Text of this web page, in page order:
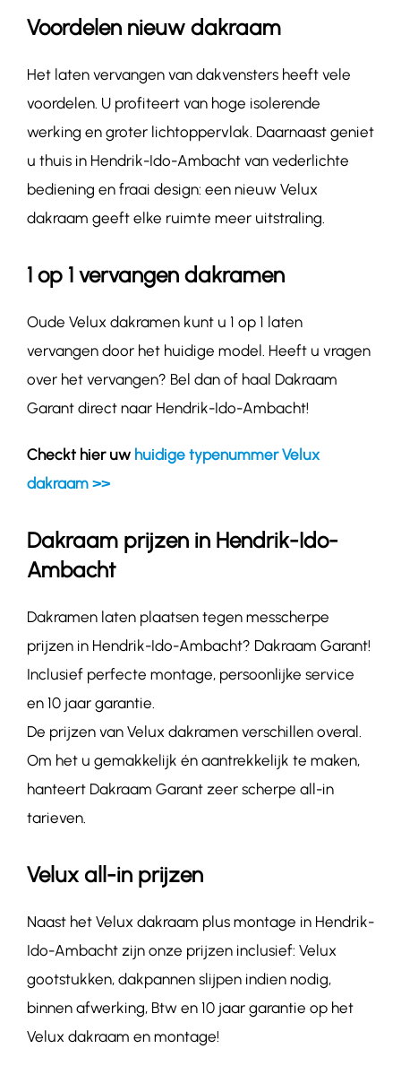
Voordelen nieuw dakraam
Het laten vervangen van dakvensters heeft vele
voordelen. U profiteert van hoge isolerende
werking en groter lichtoppervlak. Daarnaast geniet
u thuis in Hendrik-Ido-Ambacht van vederlichte
bediening en fraai design: een nieuw Velux
dakraam geeft elke ruimte meer uitstraling.
1 op 1 vervangen dakramen
Oude Velux dakramen kunt u 1 op 1 laten
vervangen door het huidige model. Heeft u vragen
over het vervangen? Bel dan of haal Dakraam
Garant direct naar Hendrik-Ido-Ambacht!
Checkt hier uw huidige typenummer Velux
dakraam >>
Dakraam prijzen in Hendrik-Ido-
Ambacht
Dakramen laten plaatsen tegen messcherpe
prijzen in Hendrik-Ido-Ambacht? Dakraam Garant!
Inclusief perfecte montage, persoonlijke service
en 10 jaar garantie.
De prijzen van Velux dakramen verschillen overal.
Om het u gemakkelijk én aantrekkelijk te maken,
hanteert Dakraam Garant zeer scherpe all-in
tarieven.
Velux all-in prijzen
Naast het Velux dakraam plus montage in Hendrik-
Ido-Ambacht zijn onze prijzen inclusief: Velux
gootstukken, dakpannen slijpen indien nodig,
binnen afwerking, Btw en 10 jaar garantie op het
Velux dakraam en montage!